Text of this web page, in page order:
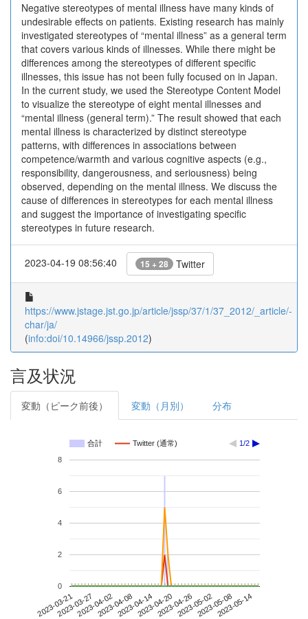
Negative stereotypes of mental illness have many kinds of
undesirable effects on patients. Existing research has mainly
investigated stereotypes of “mental illness” as a general term
that covers various kinds of illnesses. While there might be
differences among the stereotypes of different specific
illnesses, this issue has not been fully focused on in Japan.
In the current study, we used the Stereotype Content Model
to visualize the stereotype of eight mental illnesses and
“mental illness (general term).” The result showed that each
mental illness is characterized by distinct stereotype
patterns, with differences in associations between
competence/warmth and various cognitive aspects (e.g.,
responsibility, dangerousness, and seriousness) being
observed, depending on the mental illness. We discuss the
cause of differences in stereotypes for each mental illness
and suggest the importance of investigating specific
stereotypes in future research.
2023-04-19 08:56:40 15 + 28 Twitter
https://www.jstage.jst.go.jp/article/jssp/37/1/37_2012/_article/-
char/ja/
(info:doi/10.14966/jssp.2012)
言及状況
変動（ピーク前後） 変動（月別） 分布
合計 Twitter (通常) 1/2
2023-03-212023-03-272023-04-022023-04-082023-04-142023-04-202023-04-262023-05-022023-05-082023-05-14
0
2
4
6
8